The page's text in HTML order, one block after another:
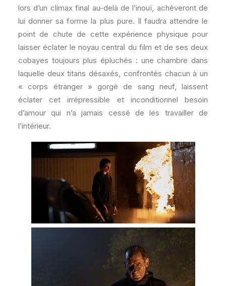
lors d’un climax final au-delà de l’inouï, achèveront de
lui donner sa forme la plus pure. Il faudra attendre le
point de chute de cette expérience physique pour
laisser éclater le noyau central du film et de ses deux
cobayes toujours plus épluchés : une chambre dans
laquelle deux titans désaxés, confrontés chacun à un
« corps étranger » gorgé de sang neuf, laissent
éclater cet irrépressible et inconditionnel besoin
d’amour qui n’a jamais cessé de les travailler de
l’intérieur.